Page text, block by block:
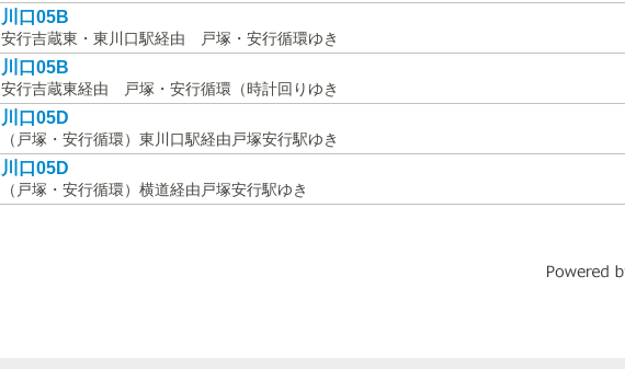
川口05B
安行吉蔵東・東川口駅経由 戸塚・安行循環ゆき
川口05B
安行吉蔵東経由 戸塚・安行循環（時計回りゆき
川口05D
（戸塚・安行循環）東川口駅経由戸塚安行駅ゆき
川口05D
（戸塚・安行循環）横道経由戸塚安行駅ゆき